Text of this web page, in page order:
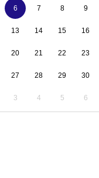
6 7 8 9
13 14 15 16
20 21 22 23
27 28 29 30
3 4 5 6